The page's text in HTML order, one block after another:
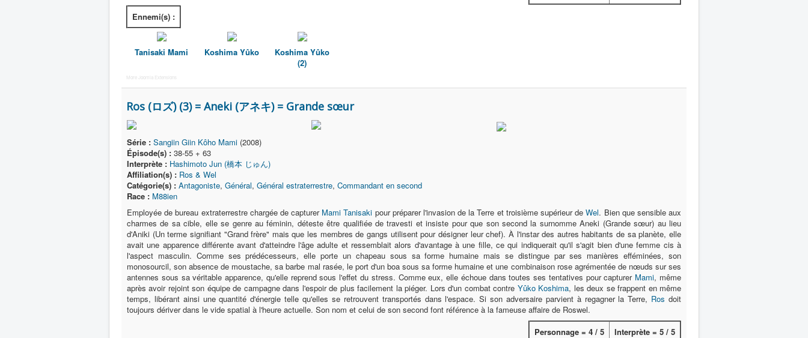
Ennemi(s) :
Tanisaki Mami Koshima Yûko
Koshima Yûko
(2)
More Joomla Extensions
Ros (ロズ) (3) = Aneki (アネキ) = Grande sœur
Série : Sangiin Giin Kôho Mami (2008)
Épisode(s) : 38-55 + 63
Interprète : Hashimoto Jun (橋本 じゅん)
Affiliation(s) : Ros & Wel
Catégorie(s) : Antagoniste, Général, Général estraterrestre, Commandant en second
Race : M88ien
Employée de bureau extraterrestre chargée de capturer Mami Tanisaki pour préparer l'invasion de la Terre et troisième supérieur deWel. Bien que sensible aux
charmes de sa cible, elle se genre au féminin, déteste être qualifiée de travesti et insiste pour que son second la surnomme Aneki (Grande sœur) au lieu
d'Aniki (Un terme signifiant "Grand frère" mais que les membres de gangs utilisent pour désigner leur chef). À l'instar des autres habitants de sa planète, elle
avait une apparence différente avant d'atteindre l'âge adulte et ressemblait alors d'avantage à une fille, ce qui indiquerait qu'il s'agit bien d'une femme cis à
l'aspect masculin. Comme ses prédécesseurs, elle porte un chapeau sous sa forme humaine mais se distingue par ses manières efféminées, son
monosourcil, son absence de moustache, sa barbe mal rasée, le port d'un boa sous sa forme humaine et une combinaison rose agrémentée de nœuds sur ses
antennes sous sa véritable apparence, qu'elle reprend sous l'effet du stress. Comme eux, elle échoue dans toutes ses tentatives pour capturer Mami, même
après avoir rejoint son équipe de campagne dans l'espoir de plus facilement la piéger. Lors d'un combat contre Yûko Koshima, les deux se frappent en même
temps, libérant ainsi une quantité d'énergie telle qu'elles se retrouvent transportés dans l'espace. Si son adversaire parvient à regagner la Terre, Ros doit
toujours dériver dans le vide spatial à l'heure actuelle. Son nom et celui de son second font référence à la fameuse affaire de Roswel.
Personnage = 4 / 5
Interprète = 5 / 5